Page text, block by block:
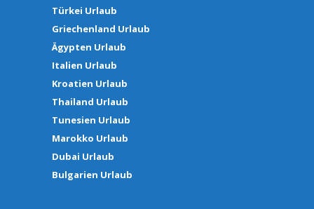
Türkei Urlaub
Griechenland Urlaub
Ägypten Urlaub
Italien Urlaub
Kroatien Urlaub
Thailand Urlaub
Tunesien Urlaub
Marokko Urlaub
Dubai Urlaub
Bulgarien Urlaub